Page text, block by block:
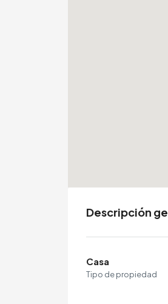
Descripción
Casa
Tipo de propiedad